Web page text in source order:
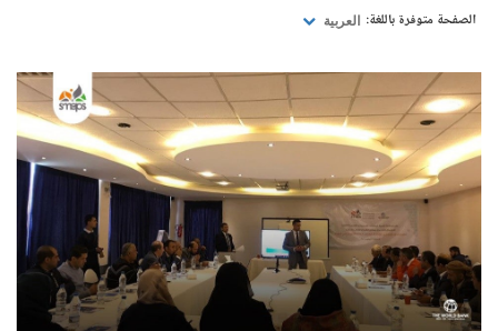
الصفحة متوفرة باللغة: العربية